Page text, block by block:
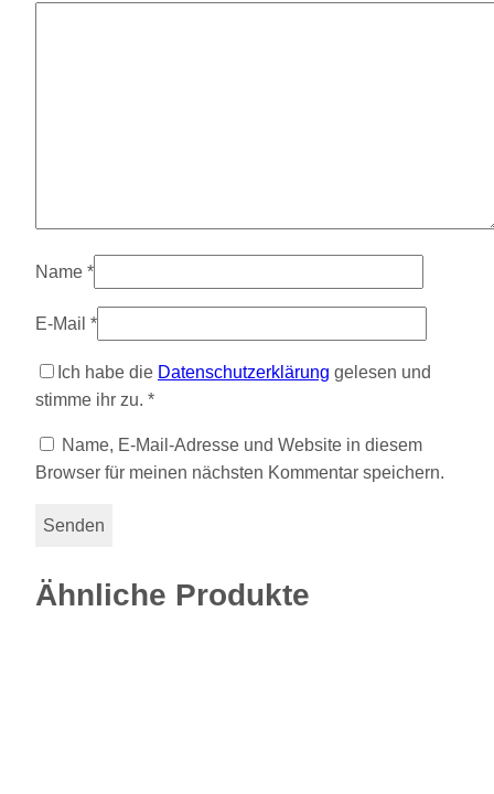
Name *
E-Mail *
Ich habe die Datenschutzerklärung gelesen und
stimme ihr zu. *
Name, E-Mail-Adresse und Website in diesem
Browser für meinen nächsten Kommentar speichern.
Ähnliche Produkte